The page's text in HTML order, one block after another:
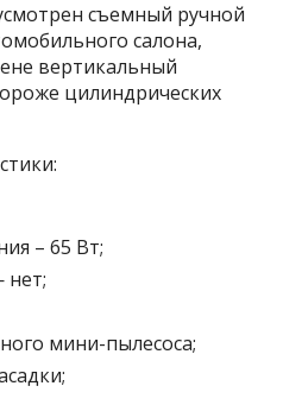
съемный ручной
салона,
вертикальный
цилиндрических
– 65 Вт;
нет;
мини-пылесоса;